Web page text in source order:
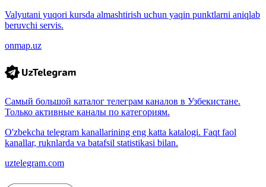
Valyutani yuqori kursda almashtirish uchun yaqin punktlarni aniqlab
beruvchi servis.
onmap.uz
Самый большой каталог телеграм каналов в Узбекистане.
Только активные каналы по категориям.
O'zbekcha telegram kanallarining eng katta katalogi. Faqt faol
kanallar, ruknlarda va batafsil statistikasi bilan.
uztelegram.com